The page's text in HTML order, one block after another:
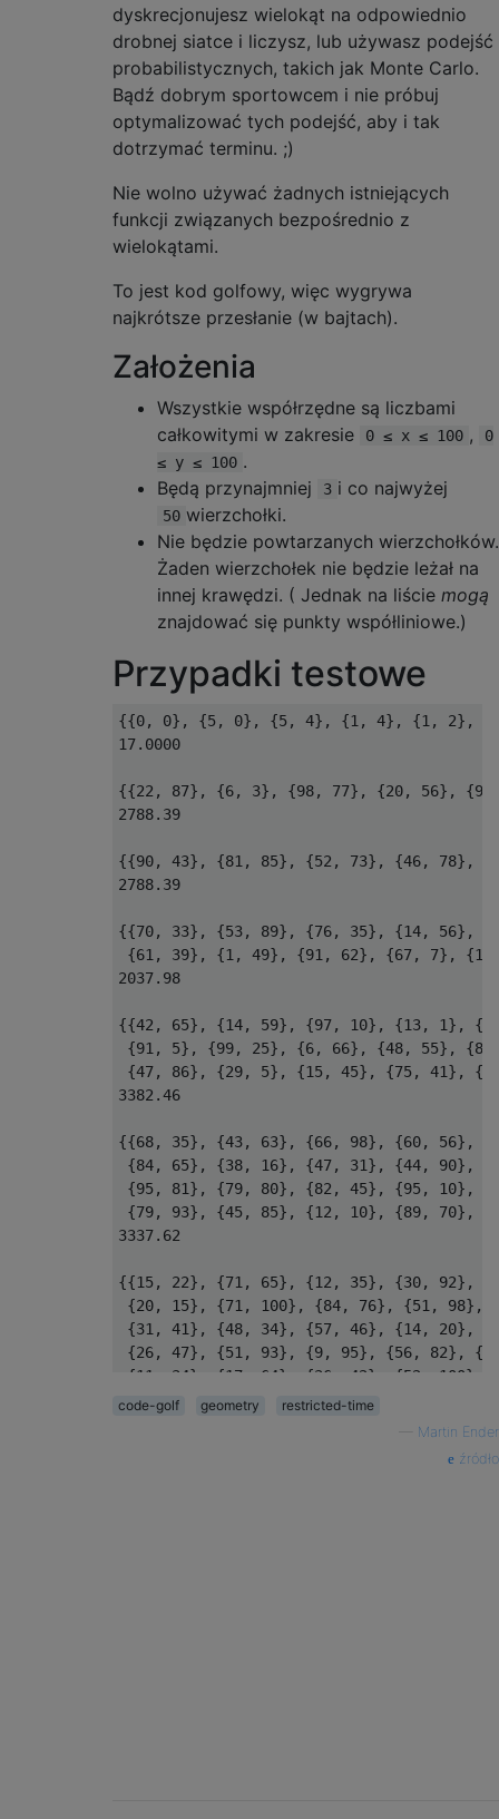
dyskrecjonujesz wielokąt na odpowiednio
drobnej siatce i liczysz, lub używasz podejść
probabilistycznych, takich jak Monte Carlo.
Bądź dobrym sportowcem i nie próbuj
optymalizować tych podejść, aby i tak
dotrzymać terminu. ;)
Nie wolno używać żadnych istniejących
funkcji związanych bezpośrednio z
wielokątami.
To jest kod golfowy, więc wygrywa
najkrótsze przesłanie (w bajtach).
Założenia
Wszystkie współrzędne są liczbami
całkowitymi w zakresie
0 ≤ x ≤ 100 ,
0
≤ y ≤ 100 .
Będą przynajmniej
3 i co najwyżej
50 wierzchołki.
Nie będzie powtarzanych wierzchołków.
Żaden wierzchołek nie będzie leżał na
innej krawędzi. ( Jednak na liście mogą
znajdować się punkty współliniowe.)
Przypadki testowe
{{0, 0}, {5, 0}, {5, 4}, {1, 4}, {1, 2},
17.0000
{{22, 87}, {6, 3}, {98, 77}, {20, 56},
2788.39
{{90, 43}, {81, 85}, {52, 73}, {46, 78},
2788.39
{{70, 33}, {53, 89}, {76, 35}, {14, 56},
{61, 39}, {1, 49}, {91, 62}, {67, 7},
2037.98
{{42, 65}, {14, 59}, {97, 10}, {13, 1},
{91, 5}, {99, 25}, {6, 66}, {48, 55},
{47, 86}, {29, 5}, {15, 45}, {75, 41},
3382.46
{{68, 35}, {43, 63}, {66, 98}, {60, 56},
{84, 65}, {38, 16}, {47, 31}, {44, 90},
{95, 81}, {79, 80}, {82, 45}, {95, 10},
{79, 93}, {45, 85}, {12, 10}, {89, 70},
3337.62
{{15, 22}, {71, 65}, {12, 35}, {30, 92},
{20, 15}, {71, 100}, {84, 76}, {51,
{31, 41}, {48, 34}, {57, 46}, {14, 20},
{26, 47}, {51, 93}, {9, 95}, {56, 82},
{11, 34}, {17, 64}, {36, 42}, {52,
{8, 94}, {64, 60}, {47, 25}, {99, 26},
code-golf geometry
restricted-time
Martin Ender
źródło